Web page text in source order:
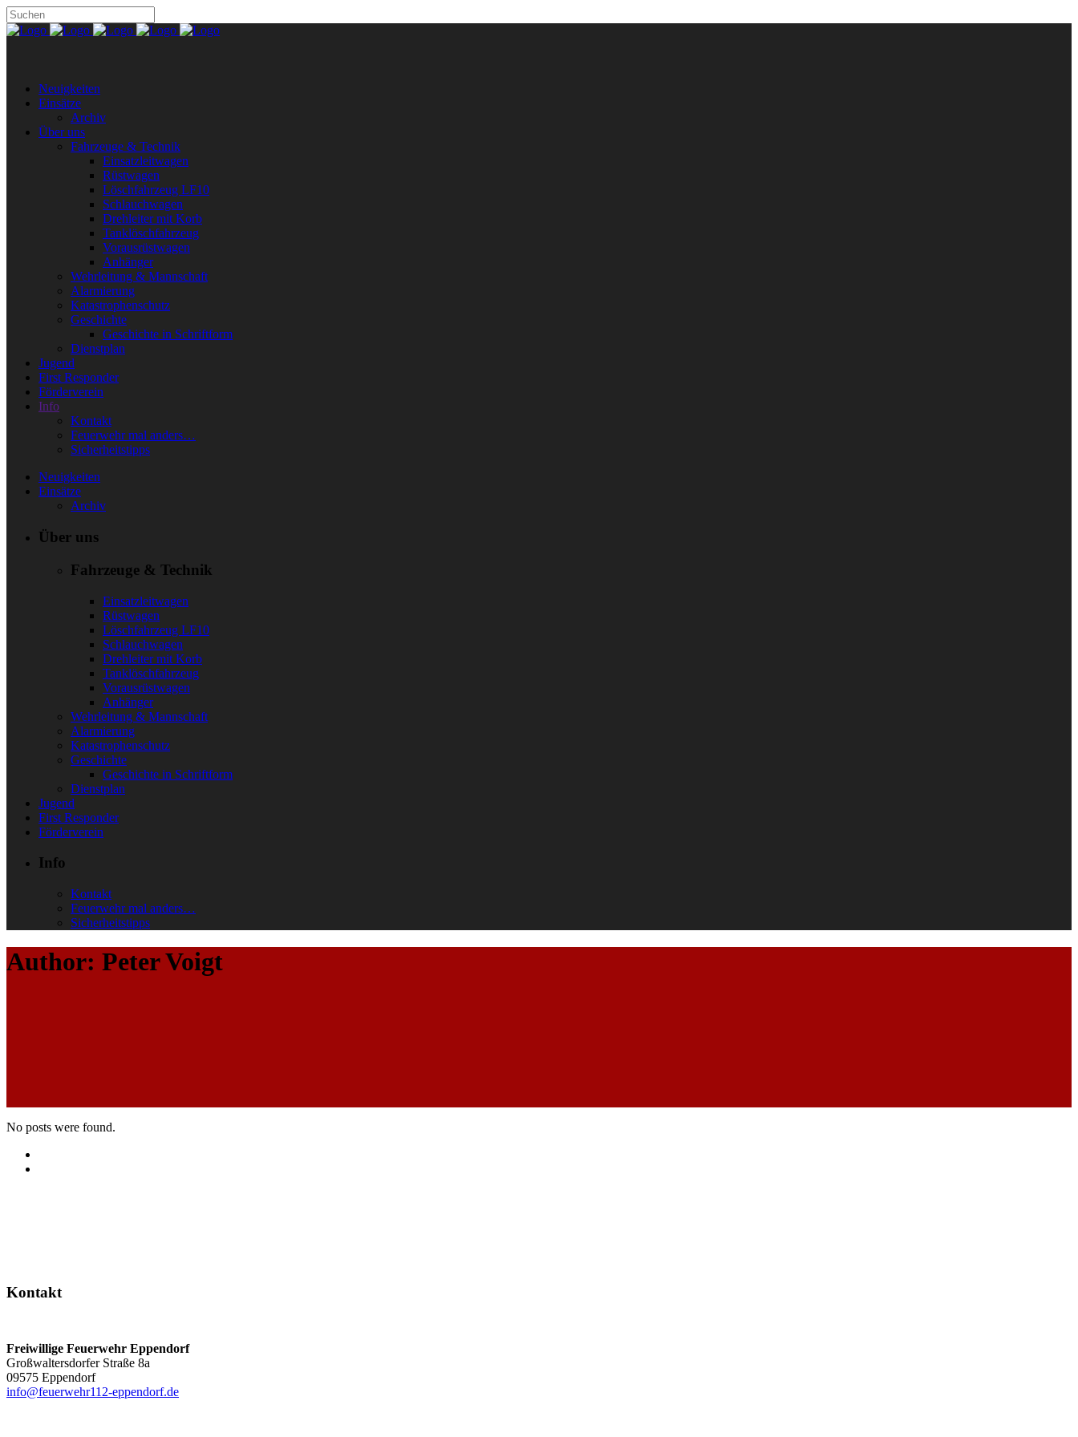
Neuigkeiten
Einsätze
Archiv
Über uns
Fahrzeuge & Technik
Einsatzleitwagen
Rüstwagen
Löschfahrzeug LF10
Schlauchwagen
Drehleiter mit Korb
Tanklöschfahrzeug
Vorausrüstwagen
Anhänger
Wehrleitung & Mannschaft
Alarmierung
Katastrophenschutz
Geschichte
Geschichte in Schriftform
Dienstplan
Jugend
First Responder
Förderverein
Info
Kontakt
Feuerwehr mal anders…
Sicherheitstipps
Neuigkeiten
Einsätze
Archiv
Über uns
Fahrzeuge & Technik
Einsatzleitwagen
Rüstwagen
Löschfahrzeug LF10
Schlauchwagen
Drehleiter mit Korb
Tanklöschfahrzeug
Vorausrüstwagen
Anhänger
Wehrleitung & Mannschaft
Alarmierung
Katastrophenschutz
Geschichte
Geschichte in Schriftform
Dienstplan
Jugend
First Responder
Förderverein
Info
Kontakt
Feuerwehr mal anders…
Sicherheitstipps
Author: Peter Voigt
No posts were found.
Kontakt
Freiwillige Feuerwehr Eppendorf
Großwaltersdorfer Straße 8a
09575 Eppendorf
info@feuerwehr112-eppendorf.de